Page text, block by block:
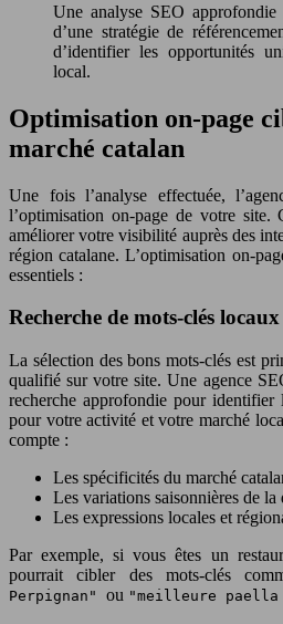
Une analyse SEO
d’une stratégie de
d’identifier les opportunités
local.
Optimisation on-page
marché catalan
Une fois l’analyse effectuée,
l’optimisation on-page de votre site.
améliorer votre visibilité auprès des
région catalane. L’optimisation on-
essentiels :
Recherche de mots-clés
La sélection des bons mots-clés est
qualifié sur votre site. Une agence
recherche approfondie pour identifier
pour votre activité et votre marché
compte :
Les spécificités du marché
Les variations saisonnières de la
Les expressions locales et
Par exemple, si vous êtes un
pourrait cibler des mots-clés
Perpignan" ou "meilleure paella